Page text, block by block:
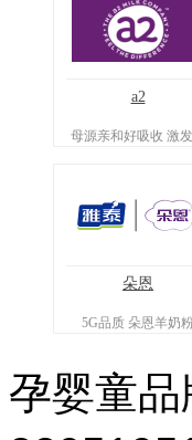
a2
母源亲和好吸收 激
朵恩
5G品质 朵恩羊奶
孕婴童